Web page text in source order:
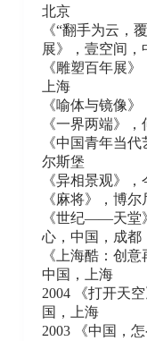
北京
《“翻手为云，
展》，壹空间，
《雕塑百年展
上海
《喻体与镜像
《一界两端》
《中国青年当
尔斯堡
《异相景观》
《麻将》，博
《世纪——天堂
心，中国，成都
《上海酷：创
中国，上海
2004 《打开天
国，上海
2003 《中国，